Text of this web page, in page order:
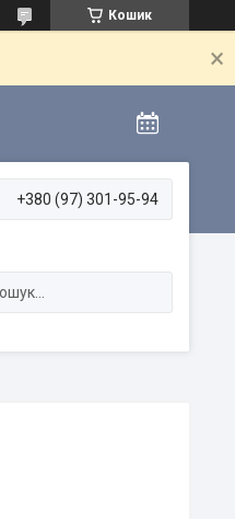
Кошик
+380 (97) 301-95-94